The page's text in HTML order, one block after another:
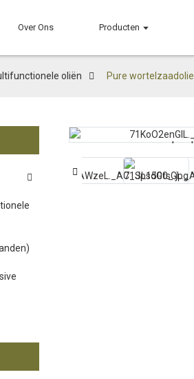
Over Ons Producten
oliën Pure wortelzaadolie